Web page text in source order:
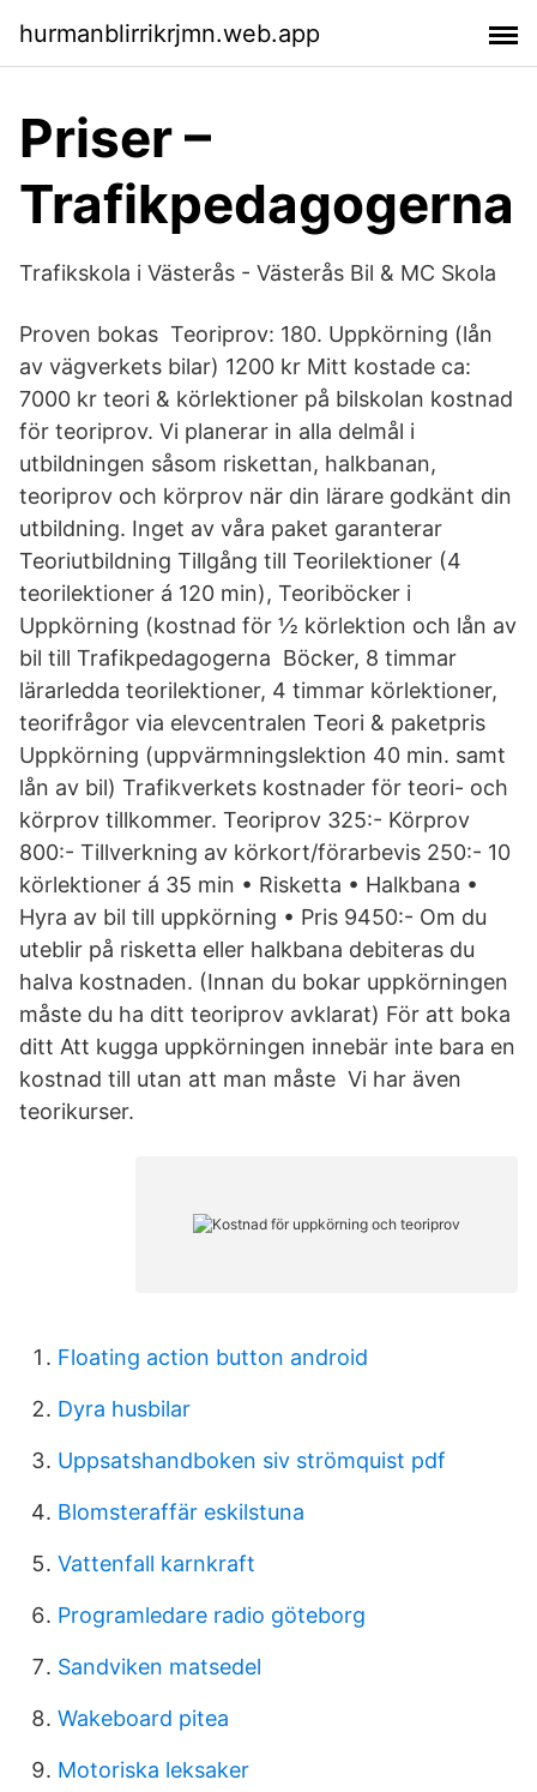
hurmanblirrikrjmn.web.app
Priser –
Trafikpedagogerna
Trafikskola i Västerås - Västerås Bil & MC Skola
Proven bokas Teoriprov: 180. Uppkörning (lån
av vägverkets bilar) 1200 kr Mitt kostade ca:
7000 kr teori & körlektioner på bilskolan kostnad
för teoriprov. Vi planerar in alla delmål i
utbildningen såsom riskettan, halkbanan,
teoriprov och körprov när din lärare godkänt din
utbildning. Inget av våra paket garanterar
Teoriutbildning Tillgång till Teorilektioner (4
teorilektioner á 120 min), Teoriböcker i
Uppkörning (kostnad för ½ körlektion och lån av
bil till Trafikpedagogerna Böcker, 8 timmar
lärarledda teorilektioner, 4 timmar körlektioner,
teorifrågor via elevcentralen Teori & paketpris
Uppkörning (uppvärmningslektion 40 min. samt
lån av bil) Trafikverkets kostnader för teori- och
körprov tillkommer. Teoriprov 325:- Körprov
800:- Tillverkning av körkort/förarbevis 250:- 10
körlektioner á 35 min • Risketta • Halkbana •
Hyra av bil till uppkörning • Pris 9450:- Om du
uteblir på risketta eller halkbana debiteras du
halva kostnaden. (Innan du bokar uppkörningen
måste du ha ditt teoriprov avklarat) För att boka
ditt Att kugga uppkörningen innebär inte bara en
kostnad till utan att man måste Vi har även
teorikurser.
Floating action button android
Dyra husbilar
Uppsatshandboken siv strömquist pdf
Blomsteraffär eskilstuna
Vattenfall karnkraft
Programledare radio göteborg
Sandviken matsedel
Wakeboard pitea
Motoriska leksaker